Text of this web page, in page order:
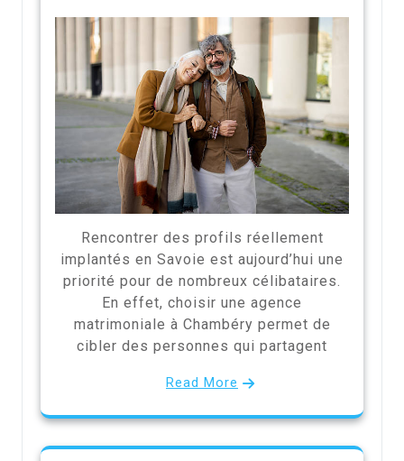
Rencontrer des profils réellement
implantés en Savoie est aujourd’hui une
priorité pour de nombreux célibataires.
En effet, choisir une agence
matrimoniale à Chambéry permet de
cibler des personnes qui partagent
Read More